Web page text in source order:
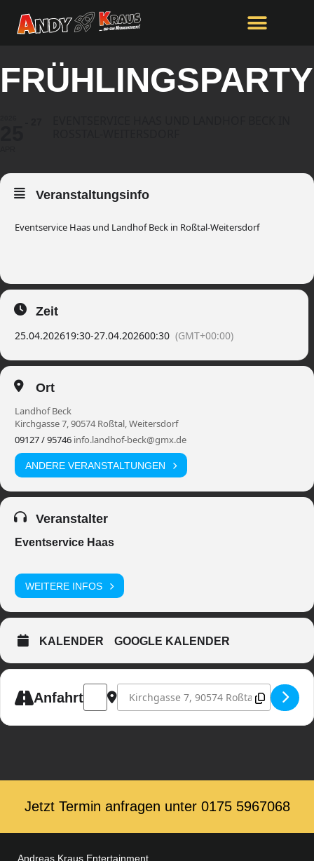
FRÜHLINGSPARTY
Veranstaltungsinfo
Eventservice Haas und Landhof Beck in Roßtal-Weitersdorf
Zeit
25.04.202619:30-27.04.202600:30 (GMT+00:00)
Ort
Landhof Beck
Kirchgasse 7, 90574 Roßtal, Weitersdorf
09127 / 95746 info.landhof-beck@gmx.de
ANDERE VERANSTALTUNGEN
Veranstalter
Eventservice Haas
WEITERE INFOS
KALENDER GOOGLE KALENDER
Anfahrt
Address - Frühlingsparty [nXf95G0Bm]
Destination Address - Frühlingsparty
Jetzt Termin anfragen unter ‭0175 5967068‬
Andreas Kraus Entertainment